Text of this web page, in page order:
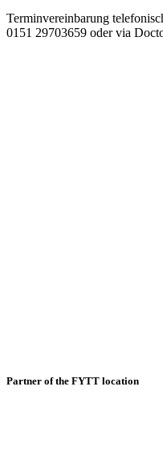
Terminvereinbarung
0151 29703659 oder via
Partner of the FYTT location